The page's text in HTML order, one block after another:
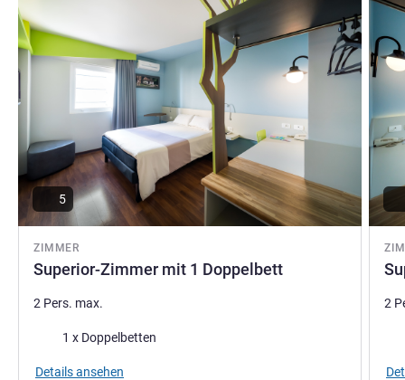
ZIMMER
Superior-Zimmer mit 1 Doppelbett
5
2 Pers. max.
Bettwäsche
1 x Doppelbetten
Details ansehen
2